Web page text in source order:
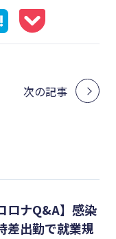
次の記事
ロナQ&A】感染
差出勤で就業規